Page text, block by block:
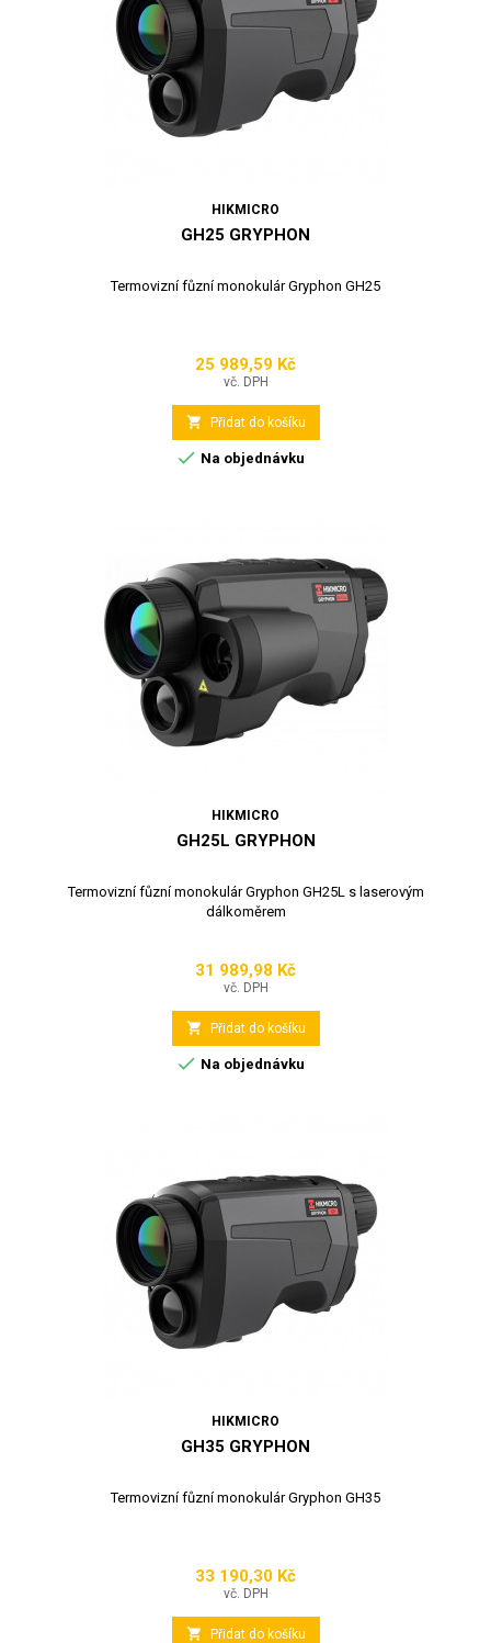
HIKMICRO
GH25 GRYPHON
Termovizní fůzní monokulár Gryphon GH25
Cena
25 989,59 Kč
vč. DPH
 Přidat do košíku
 Na objednávku
HIKMICRO
GH25L GRYPHON
Termovizní fůzní monokulár Gryphon GH25L s laserovým
dálkoměrem
Cena
31 989,98 Kč
vč. DPH
 Přidat do košíku
 Na objednávku
HIKMICRO
GH35 GRYPHON
Termovizní fůzní monokulár Gryphon GH35
Cena
33 190,30 Kč
vč. DPH
 Přidat do košíku